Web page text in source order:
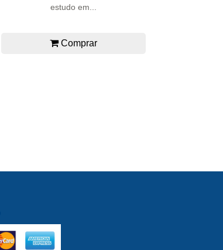
estudo em...
Comprar